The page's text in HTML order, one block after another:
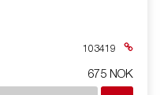
103419
675 NOK